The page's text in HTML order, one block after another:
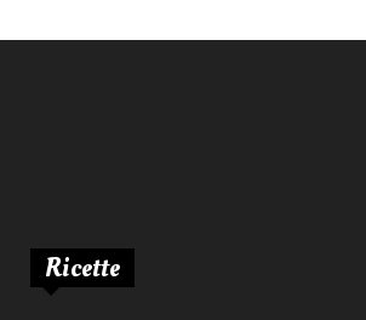
Ricette